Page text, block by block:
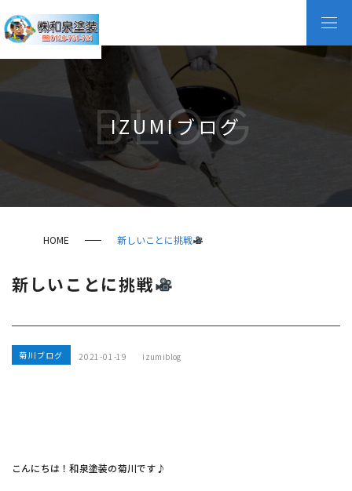
IZUMIブログ
BLOG
HOME 新しいことに挑戦
新しいことに挑戦
菊川ブログ 2021-01-19 izumiblog
こんにちは！和泉塗装の菊川です♪